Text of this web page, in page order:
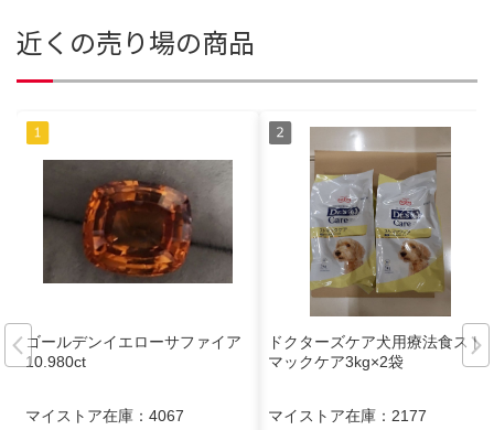
近くの売り場の商品
ゴールデンイエローサファイア
10.980ct
マイストア在庫： 4067
ドクターズケア犬用療法食スト
マックケア3kg×2袋
マイストア在庫： 2177